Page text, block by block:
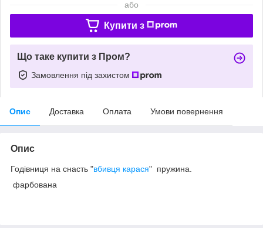
або
Купити з
Що таке купити з Пром?
Замовлення під захистом
Опис Доставка Оплата Умови повернення
Опис
Годівниця на снасть "вбивця карася" пружина.
фарбована